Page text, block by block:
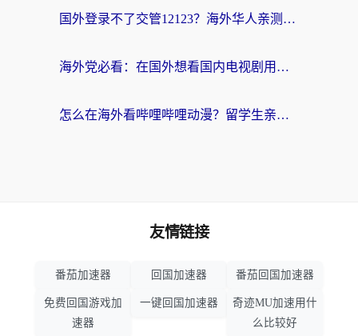
国外登录不了交管12123？海外华人亲测有效的回国加速器选择指南
海外党必看：在国外想看国内电视剧用什么软件？3步解决地域限制
怎么在海外看哔哩哔哩动漫？留学生亲测有效的回国加速方案
友情链接
番茄加速器 回国加速器 番茄回国加速器
免费回国游戏加
速器
一键回国加速器
奇迹MU加速用什
么比较好